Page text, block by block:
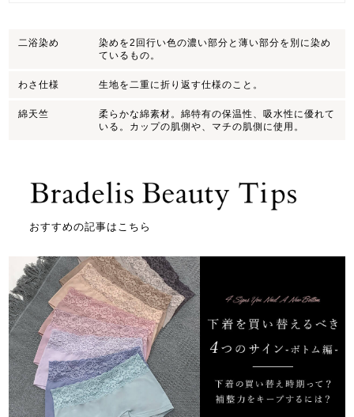
二浴染め
染めを2回行い色の濃い部分と薄い部分を別に染め
ているもの。
わさ仕様 生地を二重に折り返す仕様のこと。
綿天竺
柔らかな綿素材。綿特有の保温性、吸水性に優れて
いる。カップの肌側や、マチの肌側に使用。
おすすめの記事はこちら